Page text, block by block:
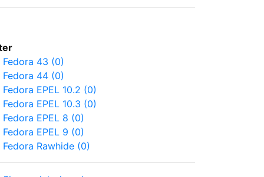
Fedora 43 (0)
Fedora 44 (0)
Fedora EPEL 10.2 (0)
Fedora EPEL 10.3 (0)
Fedora EPEL 8 (0)
Fedora EPEL 9 (0)
Fedora Rawhide (0)